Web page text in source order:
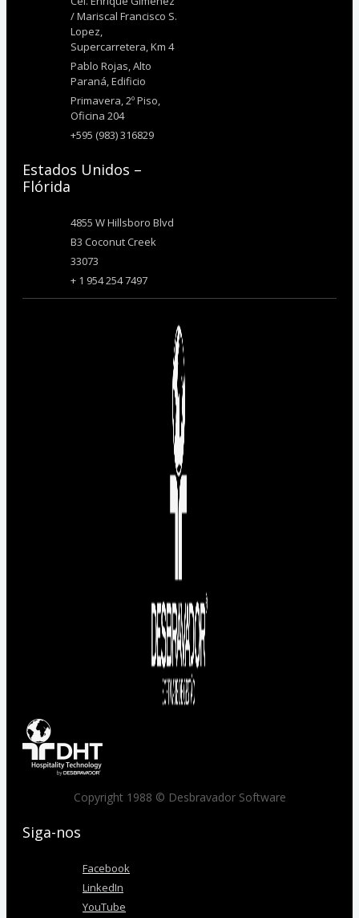
/ Mariscal Francisco S.
Lopez,
Supercarretera, Km 4
Pablo Rojas, Alto
Paraná, Edificio
Primavera, 2º Piso,
Oficina 204
+595 (983) 316829
Estados Unidos –
Flórida
4855 W Hillsboro Blvd
B3 Coconut Creek
33073
+ 1 954 254 7497
Copyright 1988 © Desbravador Software
Siga-nos
Facebook
LinkedIn
YouTube